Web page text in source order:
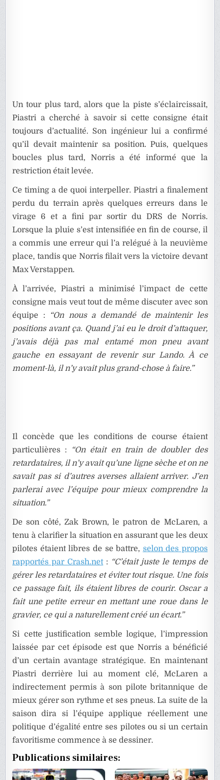
Un tour plus tard, alors que la piste s’éclaircissait,
Piastri a cherché à savoir si cette consigne était
toujours d’actualité. Son ingénieur lui a confirmé
qu’il devait maintenir sa position. Puis, quelques
boucles plus tard, Norris a été informé que la
restriction était levée.
Ce timing a de quoi interpeller. Piastri a finalement
perdu du terrain après quelques erreurs dans le
virage 6 et a fini par sortir du DRS de Norris.
Lorsque la pluie s’est intensifiée en fin de course, il
a commis une erreur qui l’a relégué à la neuvième
place, tandis que Norris filait vers la victoire devant
Max Verstappen.
À l’arrivée, Piastri a minimisé l’impact de cette
consigne mais veut tout de même discuter avec son
équipe :
“On nous a demandé de maintenir les
positions avant ça. Quand j’ai eu le droit d’attaquer,
j’avais déjà pas mal entamé mon pneu avant
gauche en essayant de revenir sur Lando. À ce
moment-là, il n’y avait plus grand-chose à faire.”
Il concède que les conditions de course étaient
particulières :
“On était en train de doubler des
retardataires, il n’y avait qu’une ligne sèche et on ne
savait pas si d’autres averses allaient arriver. J’en
parlerai avec l’équipe pour mieux comprendre la
situation.”
De son côté, Zak Brown, le patron de McLaren, a
tenu à clarifier la situation en assurant que les deux
pilotes étaient libres de se battre, selon des propos
rapportés par Crash.net: “C’était juste le temps de
gérer les retardataires et éviter tout risque. Une fois
ce passage fait, ils étaient libres de courir. Oscar a
fait une petite erreur en mettant une roue dans le
gravier, ce qui a naturellement créé un écart.”
Si cette justification semble logique, l’impression
laissée par cet épisode est que Norris a bénéficié
d’un certain avantage stratégique. En maintenant
Piastri derrière lui au moment clé, McLaren a
indirectement permis à son pilote britannique de
mieux gérer son rythme et ses pneus. La suite de la
saison dira si l’équipe applique réellement une
politique d’égalité entre ses pilotes ou si un certain
favoritisme commence à se dessiner.
Publications similaires: